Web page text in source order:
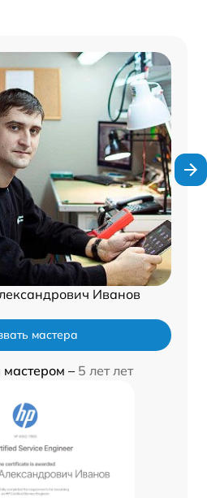
Иванов
мастера
– 5 лет лет